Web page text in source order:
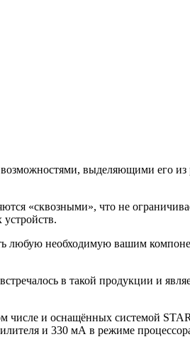
выделяющими его из
«сквозными», что не
любую необходимую вашим
в такой продукции и
числе и оснащённых системой
и 330 мА в режиме